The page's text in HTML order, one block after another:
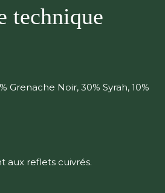
technique
Grenache Noir, 30% Syrah, 10%
aux reflets cuivrés.